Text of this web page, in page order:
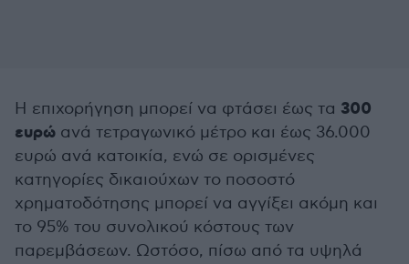
Η επιχορήγηση μπορεί να φτάσει έως τα 300
ευρώ ανά τετραγωνικό μέτρο και έως 36.000
ευρώ ανά κατοικία, ενώ σε ορισμένες
κατηγορίες δικαιούχων το ποσοστό
χρηματοδότησης μπορεί να αγγίξει ακόμη και
το 95% του συνολικού κόστους των
παρεμβάσεων. Ωστόσο, πίσω από τα υψηλά